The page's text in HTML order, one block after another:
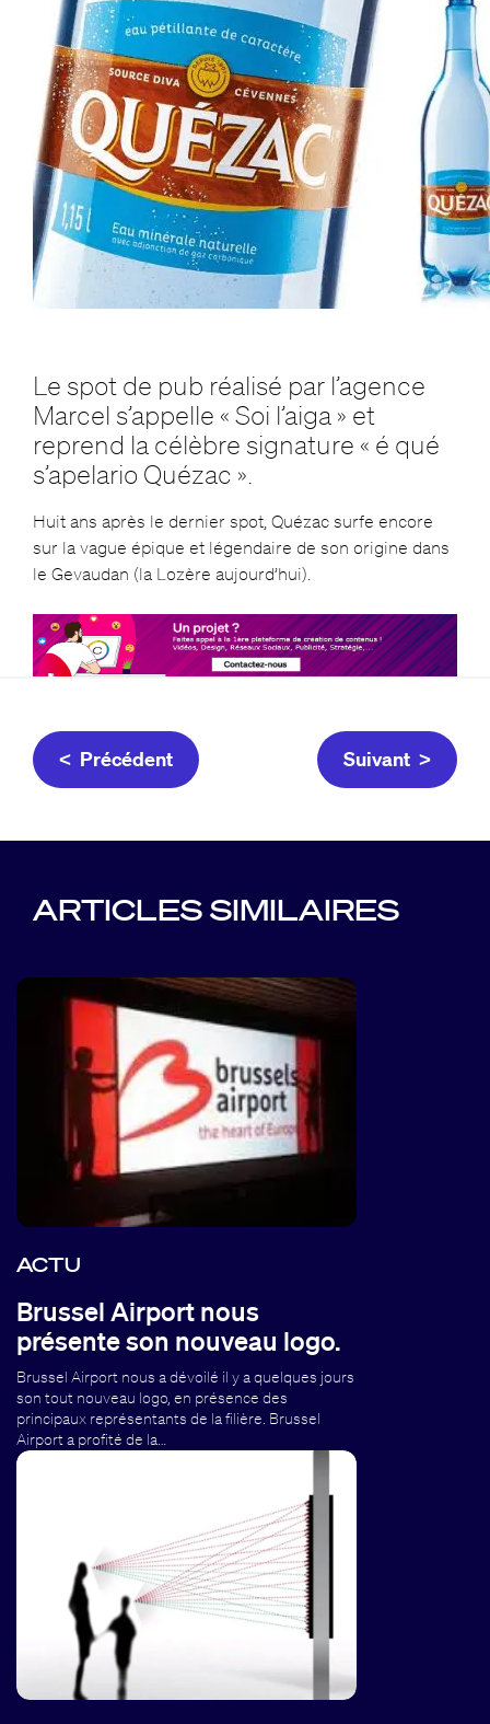
Le spot de pub réalisé par l’agence
Marcel s’appelle « Soi l’aiga » et
reprend la célèbre signature « é qué
s’apelario Quézac ».
Huit ans après le dernier spot, Quézac surfe encore
sur la vague épique et légendaire de son origine dans
le Gevaudan (la Lozère aujourd’hui).
< Précédent Suivant >
ARTICLES SIMILAIRES
ACTU
Brussel Airport nous
présente son nouveau logo.
Brussel Airport nous a dévoilé il y a quelques jours
son tout nouveau logo, en présence des
principaux représentants de la filière. Brussel
Airport a profité de la…